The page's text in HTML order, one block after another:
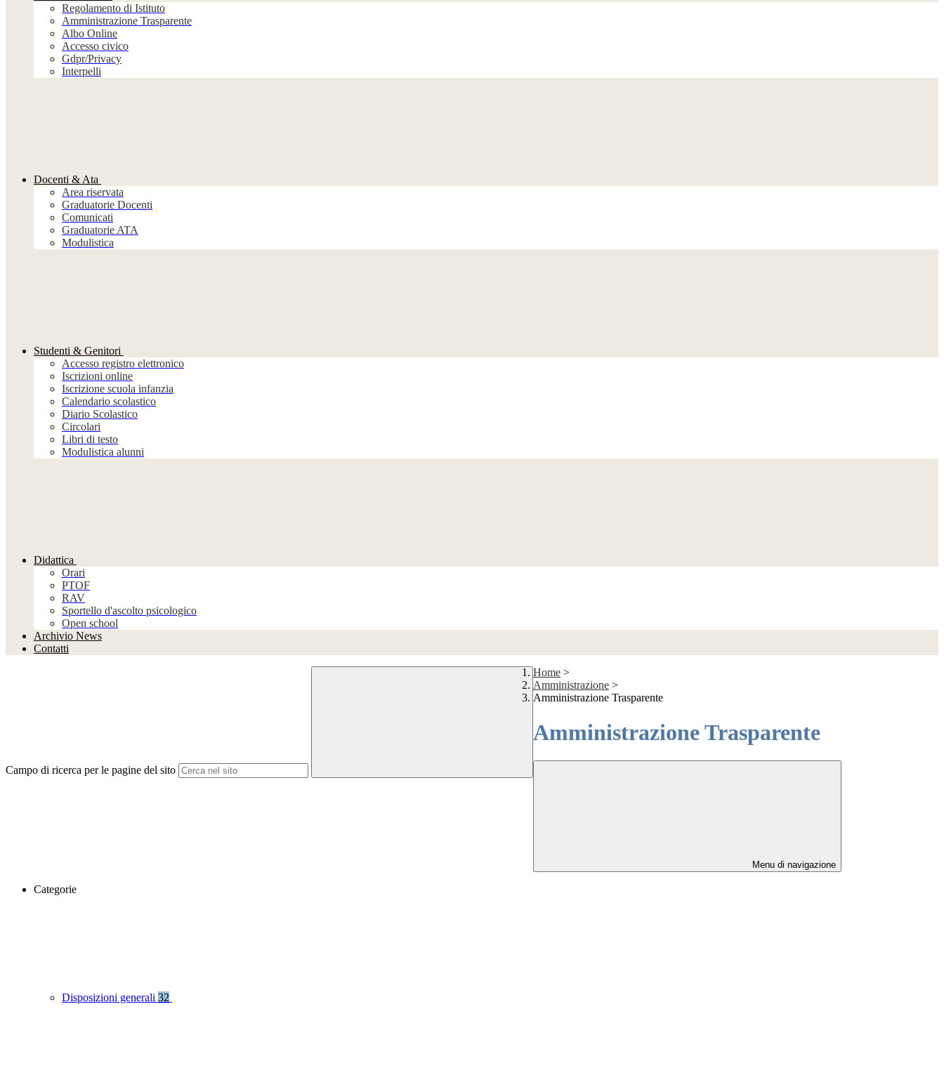
Regolamento di Istituto
Amministrazione Trasparente
Albo Online
Accesso civico
Gdpr/Privacy
Interpelli
Docenti & Ata
Area riservata
Graduatorie Docenti
Comunicati
Graduatorie ATA
Modulistica
Studenti & Genitori
Accesso registro elettronico
Iscrizioni online
Iscrizione scuola infanzia
Calendario scolastico
Diario Scolastico
Circolari
Libri di testo
Modulistica alunni
Didattica
Orari
PTOF
RAV
Sportello d'ascolto psicologico
Open school
Archivio News
Contatti
Campo di ricerca per le pagine del sito
Home >
Amministrazione >
Amministrazione Trasparente
Amministrazione Trasparente
Menu di navigazione
Categorie
Disposizioni generali 32